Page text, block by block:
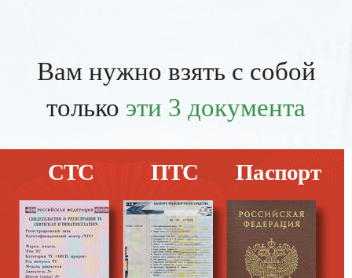
Вам нужно взять с собой
только эти 3 документа
СТС ПТС Паспорт